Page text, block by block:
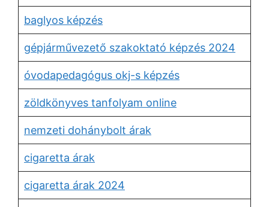
baglyos képzés
gépjárművezető szakoktató képzés 2024
óvodapedagógus okj-s képzés
zöldkönyves tanfolyam online
nemzeti dohánybolt árak
cigaretta árak
cigaretta árak 2024